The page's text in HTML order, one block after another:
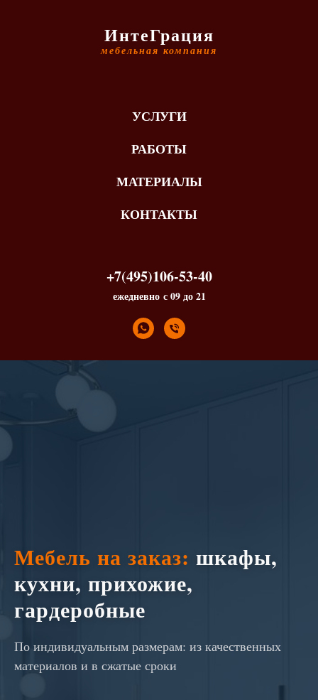
ИнтеГрация
мебельная компания
УСЛУГИ
РАБОТЫ
МАТЕРИАЛЫ
КОНТАКТЫ
+7(495)106-53-40
ежедневно с 09 до 21
Мебель на заказ: шкафы,
кухни, прихожие,
гардеробные
По индивидуальным размерам: из качественных
материалов и в сжатые сроки